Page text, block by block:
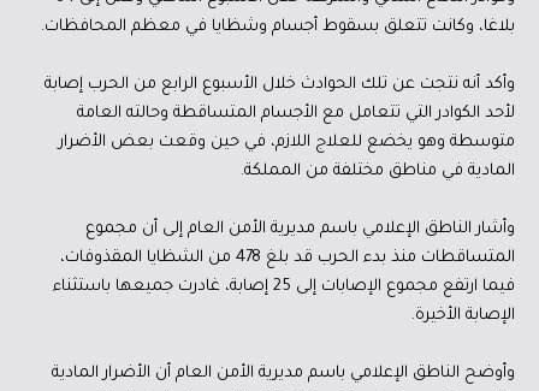
بلاغا، وكانت تتعلق بسقوط أجسام وشظايا في معظم المحافظات.
وأكد أنه نتجت عن تلك الحوادث خلال الأسبوع الرابع من الحرب إصابة
لأحد الكوادر التي تتعامل مع الأجسام المتساقطة وحالته العامة
متوسطة وهو يخضع للعلاج اللازم، في حين وقعت بعض الأضرار
المادية في مناطق مختلفة من المملكة.
وأشار الناطق الإعلامي باسم مديرية الأمن العام إلى أن مجموع
المتساقطات منذ بدء الحرب قد بلغ 478 من الشظايا المقذوفات،
فيما ارتفع مجموع الإصابات إلى 25 إصابة، غادرت جميعها باستثناء
الإصابة الأخيرة.
وأوضح الناطق الإعلامي باسم مديرية الأمن العام أن الأضرار المادية